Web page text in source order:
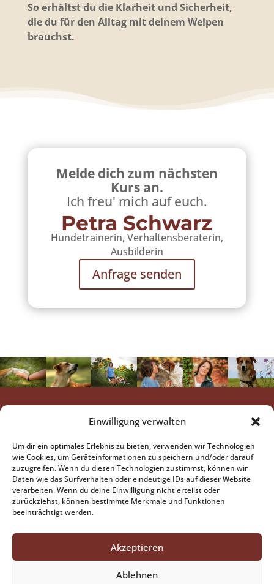
Einwilligung verwalten
Um dir ein optimales Erlebnis zu bieten, verwenden wir Technologien
wie Cookies, um Geräteinformationen zu speichern und/oder darauf
zuzugreifen. Wenn du diesen Technologien zustimmst, können wir
Daten wie das Surfverhalten oder eindeutige IDs auf dieser Website
verarbeiten. Wenn du deine Einwilligung nicht erteilst oder
zurückziehst, können bestimmte Merkmale und Funktionen
beeinträchtigt werden.
Akzeptieren
Ablehnen
So erhältst du die Klarheit und Sicherheit,
die du für den Alltag mit deinem Welpen
brauchst.
Melde dich zum nächsten
Kurs an.
Ich freu' mich auf euch.
Petra Schwarz
Hundetrainerin, Verhaltensberaterin,
Ausbilderin
Anfrage senden
Das findest Du hier
Hundetrainer-Ausbildung..mehr
Coaching für Hundehalter..demnächst mehr
Anschrift
Petra Schwarz
Höfenäckerle 2
73667 Kaisersbach
Tel:07184 / 60 39 811